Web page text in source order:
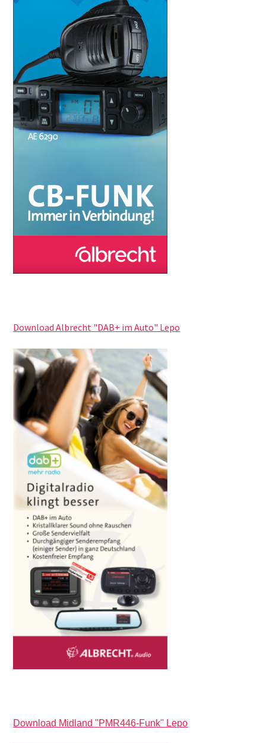
Download Albrecht "DAB+ im Auto" Lepo
Download Midland "PMR446-Funk" Lepo